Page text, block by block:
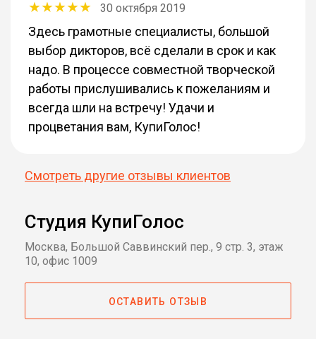
30 октября 2019
Здесь грамотные специалисты, большой
выбор дикторов, всё сделали в срок и как
надо. В процессе совместной творческой
работы прислушивались к пожеланиям и
всегда шли на встречу! Удачи и
процветания вам, КупиГолос!
Смотреть другие отзывы клиентов
Студия КупиГолос
Москва, Большой Саввинский пер., 9 стр. 3, этаж
10, офис 1009
ОСТАВИТЬ ОТЗЫВ